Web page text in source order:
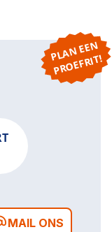
P
L
A
N
E
E
N
P
R
O
E
F
RI
T!
MAIL ONS